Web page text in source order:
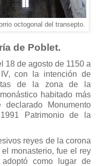
octogonal del transepto.
de Poblet.
18 de agosto de 1150 a
con la intención de
de la zona de la
habitado más
Monumento
Patrimonio de la
reyes de la corona
monasterio, fue el rey
como lugar de